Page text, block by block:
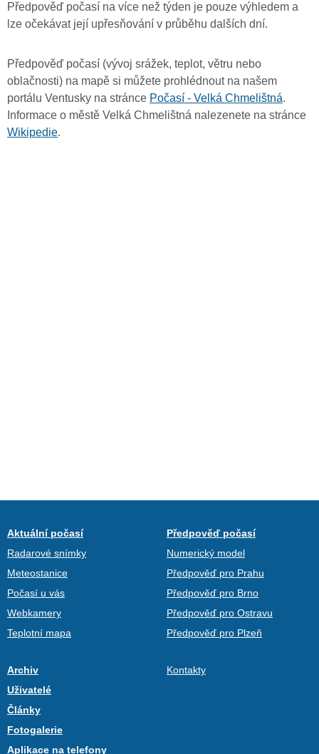
Předpověď počasí na více než týden je pouze výhledem a
lze očekávat její upřesňování v průběhu dalších dní.
Předpověď počasí (vývoj srážek, teplot, větru nebo
oblačnosti) na mapě si můžete prohlédnout na našem
portálu Ventusky na stránce Počasí - Velká Chmelištná.
Informace o městě Velká Chmelištná nalezenete na stránce
Wikipedie.
Aktuální počasí
Radarové snímky
Meteostanice
Počasí u vás
Webkamery
Teplotní mapa
Předpověď počasí
Numerický model
Předpověď pro Prahu
Předpověď pro Brno
Předpověď pro Ostravu
Předpověď pro Plzeň
Archiv
Uživatelé
Články
Fotogalerie
Aplikace na telefony
Kontakty